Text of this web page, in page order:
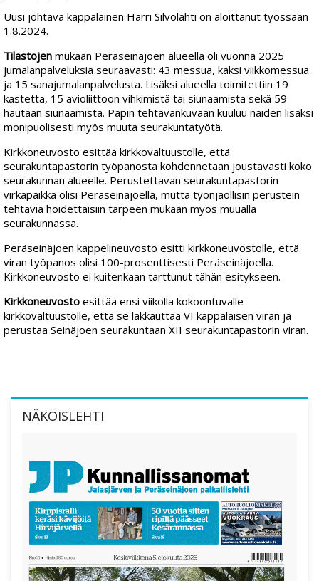
Uusi johtava kappalainen Harri Silvolahti on aloittanut työssään
1.8.2024.
Tilastojen mukaan Peräseinäjoen alueella oli vuonna 2025
jumalanpalveluksia seuraavasti: 43 messua, kaksi viikkomessua
ja 15 sanajumalanpalvelusta. Lisäksi alueella toimitettiin 19
kastetta, 15 avioliittoon vihkimistä tai siunaamista sekä 59
hautaan siunaamista. Papin tehtävänkuvaan kuuluu näiden lisäksi
monipuolisesti myös muuta seurakuntatyötä.
Kirkkoneuvosto esittää kirkkovaltuustolle, että
seurakuntapastorin työpanosta kohdennetaan joustavasti koko
seurakunnan alueelle. Perustettavan seurakuntapastorin
virkapaikka olisi Peräseinäjoella, mutta työnjaollisin perustein
tehtäviä hoidettaisiin tarpeen mukaan myös muualla
seurakunnassa.
Peräseinäjoen kappelineuvosto esitti kirkkoneuvostolle, että
viran työpanos olisi 100-prosenttisesti Peräseinäjoella.
Kirkkoneuvosto ei kuitenkaan tarttunut tähän esitykseen.
Kirkkoneuvosto esittää ensi viikolla kokoontuvalle
kirkkovaltuustolle, että se lakkauttaa VI kappalaisen viran ja
perustaa Seinäjoen seurakuntaan XII seurakuntapastorin viran.
NÄKÖISLEHTI